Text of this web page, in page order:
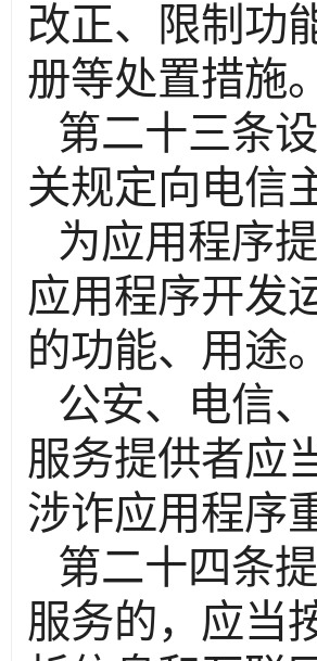
改正、限制功
册等处置措施。
第二十三条
关规定向电信
为应用程序
应用程序开发
的功能、用途。
公安、电信
服务提供者应
涉诈应用程序
第二十四条
服务的，应当